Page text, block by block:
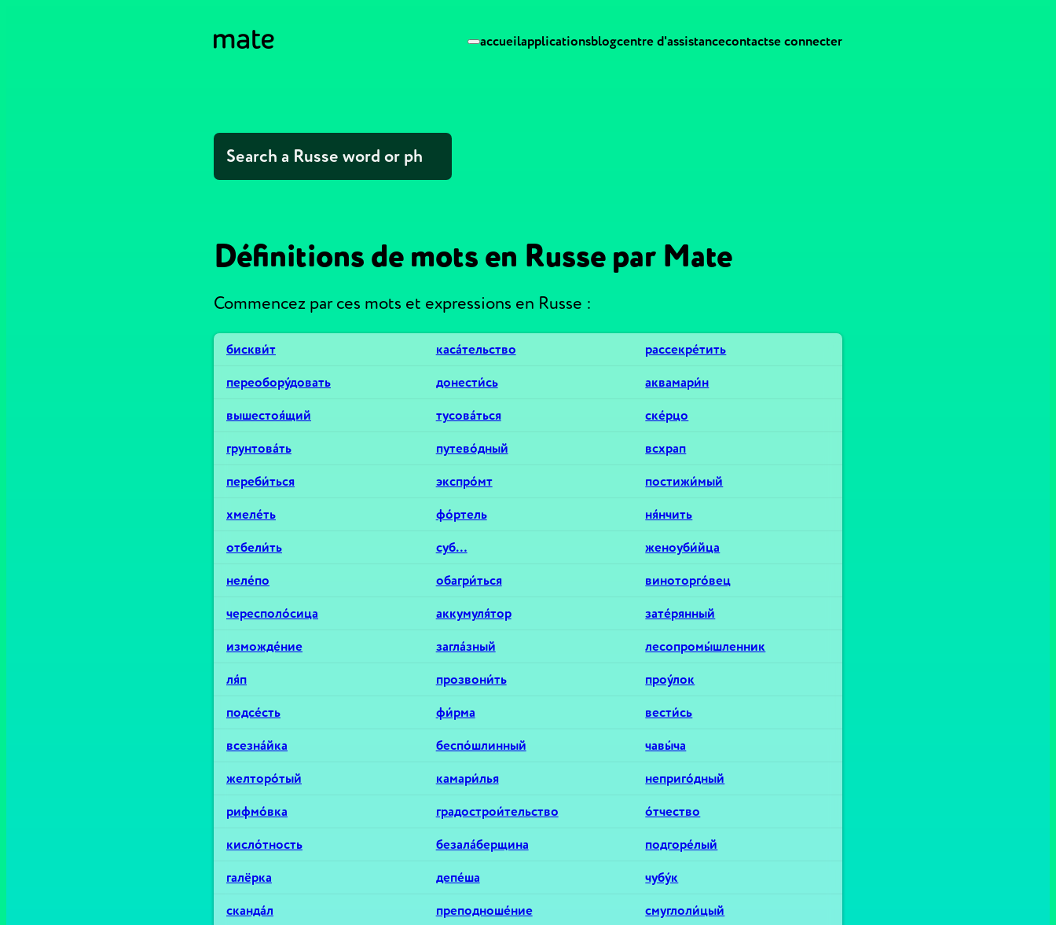
accueilapplicationsblogcentre d'assistancecontactse connecter
Définitions de mots en Russe par Mate
Commencez par ces mots et expressions en Russe :
бискви́т каса́тельство
рассекре́тить
переобору́довать
донести́сь
аквамари́н
вышестоя́щий
тусова́ться
ске́рцо
грунтова́ть
путево́дный
всхрап
переби́ться
экспро́мт
постижи́мый
хмеле́ть
фо́ртель
ня́нчить
отбели́ть
суб…
женоуби́йца
неле́по
обагри́ться
виноторго́вец
чересполо́сица
аккумуля́тор
зате́рянный
изможде́ние
загла́зный
лесопромы́шленник
ля́п
прозвони́ть
проу́лок
подсе́сть
фи́рма
вести́сь
всезна́йка
беспо́шлинный
чавы́ча
желторо́тый
камари́лья
неприго́дный
рифмо́вка
градострои́тельство
о́тчество
кисло́тность
безала́берщина
подгоре́лый
галёрка
депе́ша
чубу́к
сканда́л
преподноше́ние
смуглоли́цый